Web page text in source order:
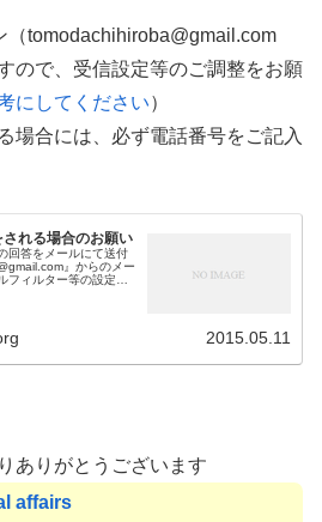
（tomodachihiroba@gmail.com
ので、受信設定等のご調整をお願
にしてください）
場合には、必ず電話番号をご記入
れる場合のお願い
回答をメールにて送付
』からのメー
フィルター等の設定を
2015.05.11
ありがとうございます
affairs